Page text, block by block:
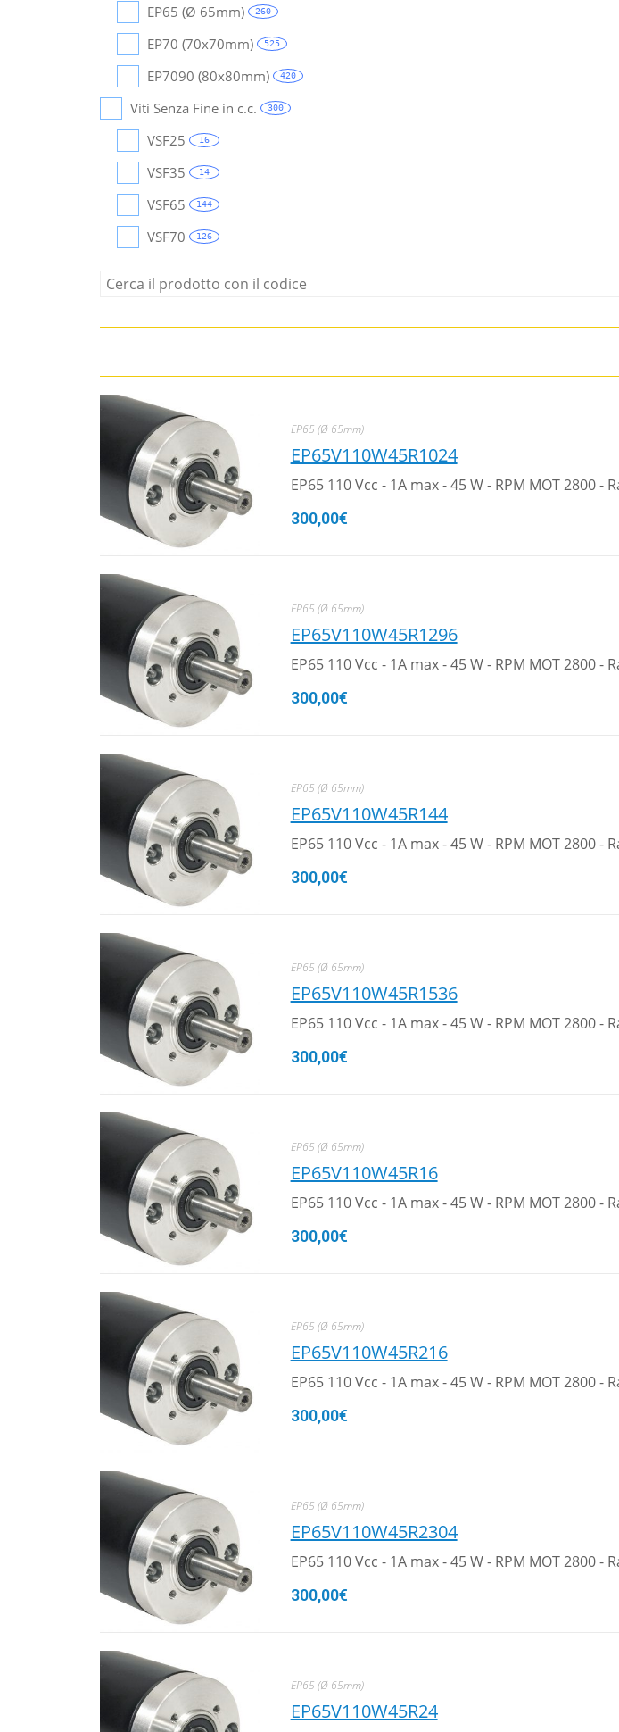
EP65 (Ø 65mm) 260
EP70 (70x70mm) 525
EP7090 (80x80mm) 420
Viti Senza Fine in c.c. 300
VSF25 16
VSF35 14
VSF65 144
VSF70 126
EP65 (Ø 65mm)
EP65V110W45R1024
EP65 110 Vcc - 1A max - 45 W - RPM MOT 2800 -
300,00€
EP65 (Ø 65mm)
EP65V110W45R1296
EP65 110 Vcc - 1A max - 45 W - RPM MOT 2800 -
300,00€
EP65 (Ø 65mm)
EP65V110W45R144
EP65 110 Vcc - 1A max - 45 W - RPM MOT 2800 -
300,00€
EP65 (Ø 65mm)
EP65V110W45R1536
EP65 110 Vcc - 1A max - 45 W - RPM MOT 2800 -
300,00€
EP65 (Ø 65mm)
EP65V110W45R16
EP65 110 Vcc - 1A max - 45 W - RPM MOT 2800 -
300,00€
EP65 (Ø 65mm)
EP65V110W45R216
EP65 110 Vcc - 1A max - 45 W - RPM MOT 2800 -
300,00€
EP65 (Ø 65mm)
EP65V110W45R2304
EP65 110 Vcc - 1A max - 45 W - RPM MOT 2800 -
300,00€
EP65 (Ø 65mm)
EP65V110W45R24